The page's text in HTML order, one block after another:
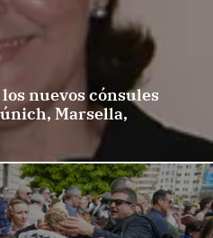
nuevos cónsules
Marsella,